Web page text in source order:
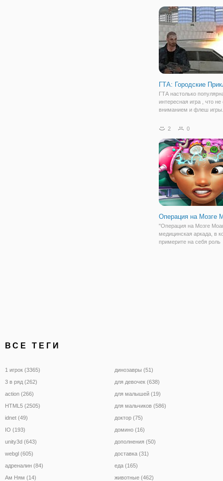
не слышали о сериале
престолов"! Здесь вам
ГТА: Городские
ГТА настолько
интересная игра , что
вниманием и флеш
мы познакомимся с
с Си-Джеем и
его не
2 0
Операция на Мозге
"Операция на Мозге
медицинская аркада, в
примерите на себя роль
ВСЕ ТЕГИ
1 игрок (3365)
3 в ряд (262)
action (266)
HTML5 (2505)
idnet (49)
IO (193)
unity3d (643)
webgl (605)
адреналин (84)
Ам Ням (14)
динозавры (51)
для девочек (638)
для малышей (19)
для мальчиков (586)
доктор (75)
домино (16)
дополнения (50)
доставка (31)
еда (165)
животные (462)